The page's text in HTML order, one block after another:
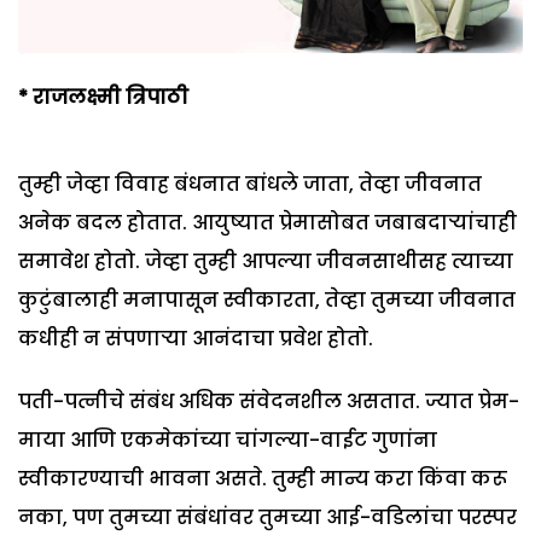
*राजलक्ष्मी त्रिपाठी
तुम्ही जेव्हा विवाह बंधनात बांधले जाता, तेव्हा जीवनात
अनेक बदल होतात. आयुष्यात प्रेमासोबत जबाबदाऱ्यांचाही
समावेश होतो. जेव्हा तुम्ही आपल्या जीवनसाथीसह त्याच्या
कुटुंबालाही मनापासून स्वीकारता, तेव्हा तुमच्या जीवनात
कधीही न संपणाऱ्या आनंदाचा प्रवेश होतो.
पती-पत्नीचे संबंध अधिक संवेदनशील असतात. ज्यात प्रेम-
माया आणि एकमेकांच्या चांगल्या-वाईट गुणांना
स्वीकारण्याची भावना असते. तुम्ही मान्य करा किंवा करू
नका, पण तुमच्या संबंधांवर तुमच्या आई-वडिलांचा परस्पर